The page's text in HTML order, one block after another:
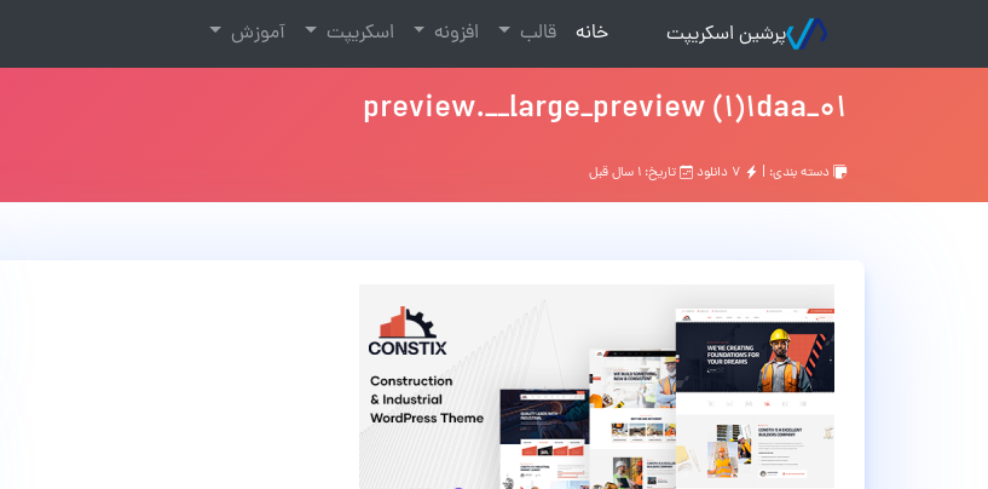
پرشین اسکریپت خانه
(current) قالب افزونه اسکریپت آموزش
01_preview.__large_preview (1)1daa
دسته بندی: | تاریخ: ۱ سال قبل